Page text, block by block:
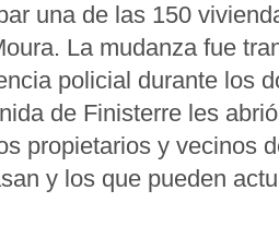
una de las 150
La mudanza fue
policial durante los
de Finisterre les
propietarios y vecinos
y los que pueden